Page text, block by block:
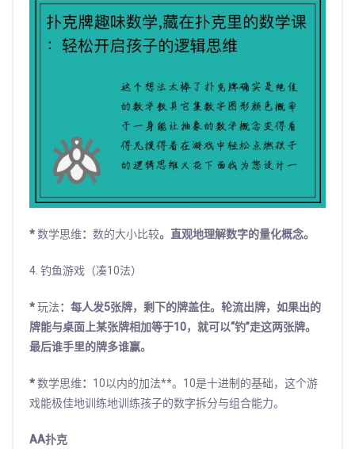
*数学思维： 数的大小比较。直观地理解数字的量化概念。
4. 钓鱼游戏（凑10法）
*玩法：每人发5张牌，剩下的牌盖住。轮流出牌，如果出的
牌能与桌面上某张牌相加等于10，就可以“钓”走这两张牌。
最后谁手里的牌多谁赢。
*数学思维： 10以内的加法**。10是十进制的基础，这个游
戏能极佳地训练地训练孩子的数字拆分与组合能力。
AA扑克